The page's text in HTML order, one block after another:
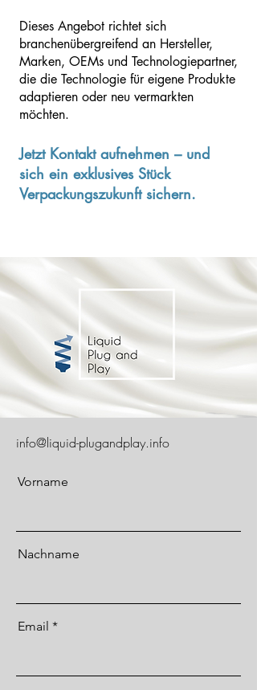
Dieses Angebot richtet sich
branchenübergreifend an Hersteller,
Marken, OEMs und Technologiepartner,
die die Technologie für eigene Produkte
adaptieren oder neu vermarkten
möchten.
Jetzt Kontakt aufnehmen – und
sich ein exklusives Stück
Verpackungszukunft sichern.
info@liquid-plugandplay.info
Vorname
Nachname
Email